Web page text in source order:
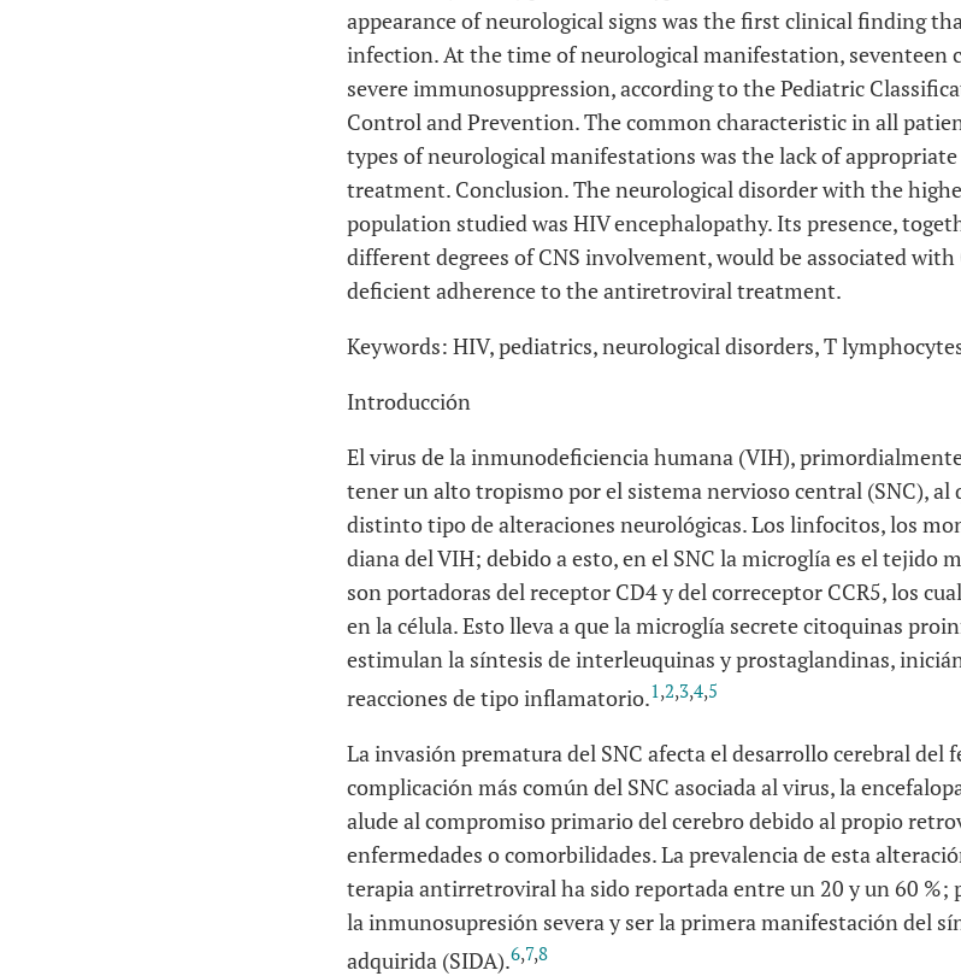
appearance of neurological signs was the first clinical finding
infection. At the time of neurological manifestation, seventeen
severe immunosuppression, according to the Pediatric
Control and Prevention. The common characteristic in all
types of neurological manifestations was the lack of
treatment. Conclusion. The neurological disorder with the
population studied was HIV encephalopathy. Its presence,
different degrees of CNS involvement, would be associated
deficient adherence to the antiretroviral treatment.
Keywords: HIV, pediatrics, neurological disorders, T
Introducción
El virus de la inmunodeficiencia humana (VIH),
tener un alto tropismo por el sistema nervioso central (SNC), al
distinto tipo de alteraciones neurológicas. Los linfocitos, los
diana del VIH; debido a esto, en el SNC la microglía es el tejido
son portadoras del receptor CD4 y del correceptor CCR5, los
en la célula. Esto lleva a que la microglía secrete citoquinas
estimulan la síntesis de interleuquinas y prostaglandinas,
reacciones de tipo inflamatorio.1,2,3,4,5
La invasión prematura del SNC afecta el desarrollo cerebral del
complicación más común del SNC asociada al virus, la
alude al compromiso primario del cerebro debido al propio
enfermedades o comorbilidades. La prevalencia de esta
terapia antirretroviral ha sido reportada entre un 20 y un 60 %;
la inmunosupresión severa y ser la primera manifestación del
adquirida (SIDA).6,7,8